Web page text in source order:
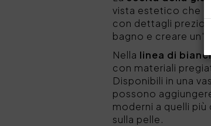
vista estetico che
con dettagli
bagno e creare
Nella linea di
con materiali
Disponibili in una
possono
moderni a quelli
sulla pelle.